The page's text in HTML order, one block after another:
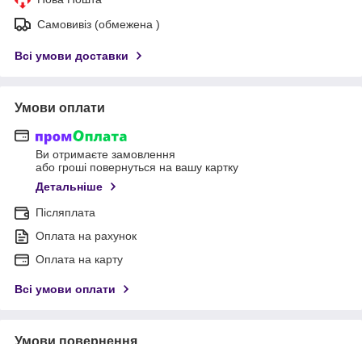
Самовивіз (обмежена )
Всі умови доставки
Умови оплати
Ви отримаєте замовлення
або гроші повернуться на вашу картку
Детальніше
Післяплата
Оплата на рахунок
Оплата на карту
Всі умови оплати